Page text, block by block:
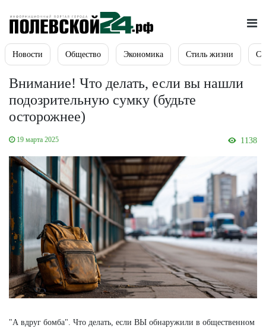
Новости Общество Экономика Стиль жизни
Внимание! Что делать, если вы нашли
подозрительную сумку (будьте
осторожнее)
19 марта 2025 1138
"А вдруг бомба". Что делать, если ВЫ обнаружили в общественном